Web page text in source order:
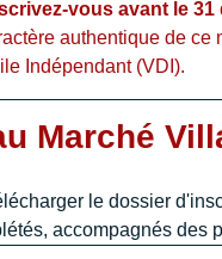
vous avant le 31
authentique de
Indépendant (VDI).
Marché
le dossier
accompagnés des